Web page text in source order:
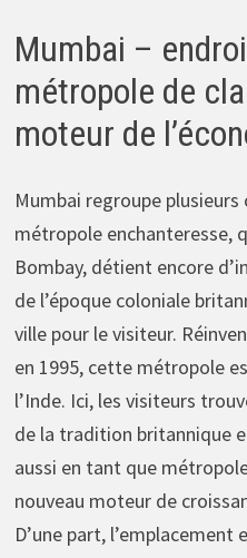
Mumbai –
métropole de
moteur de
Mumbai regroupe plusieurs
métropole enchanteresse,
Bombay, détient encore
de l’époque coloniale
ville pour le visiteur.
en 1995, cette métropole
l’Inde. Ici, les visiteurs
de la tradition britannique
aussi en tant que
nouveau moteur de
D’une part, l’emplacement